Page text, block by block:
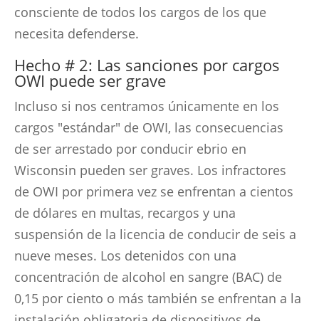
consciente de todos los cargos de los que
necesita defenderse.
Hecho # 2: Las sanciones por cargos
OWI puede ser grave
Incluso si nos centramos únicamente en los
cargos "estándar" de OWI, las consecuencias
de ser arrestado por conducir ebrio en
Wisconsin pueden ser graves. Los infractores
de OWI por primera vez se enfrentan a cientos
de dólares en multas, recargos y una
suspensión de la licencia de conducir de seis a
nueve meses. Los detenidos con una
concentración de alcohol en sangre (BAC) de
0,15 por ciento o más también se enfrentan a la